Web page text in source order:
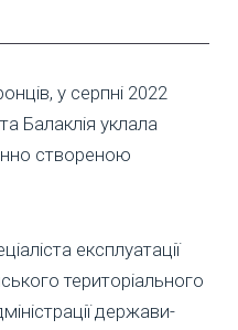
​​у серпні 2022
Балаклія уклала
створеною
експлуатації
територіального
держави-